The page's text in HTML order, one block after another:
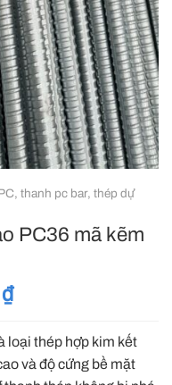
thanh pc bar, thép dự
PC36 mã kẽm
₫Giá
tại
là:
350.000 ₫.
loại thép hợp kim kết
và độ cứng bề mặt